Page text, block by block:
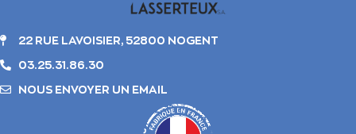
22 RUE LAVOISIER, 52800 NOGENT
03.25.31.86.30
NOUS ENVOYER UN EMAIL